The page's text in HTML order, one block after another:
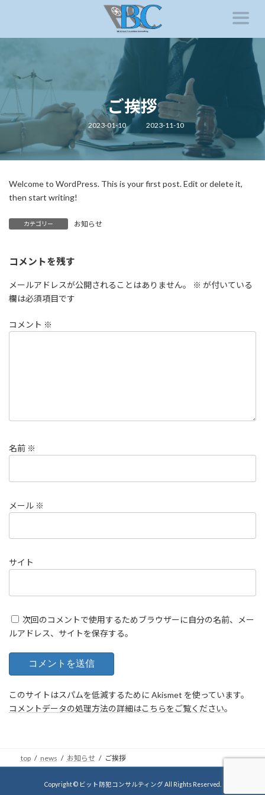
ン
キ
プ
ー
に
動
ご挨拶
2023-01-10
最
終
更
新
時
2023-11-10
Welcome to WordPress. This is your first post. Edit or delete it,
then start writing!
カテゴリー お知らせ
コメントを残す
メールアドレスが公開されることはありません。 ※ が付いている
欄は必須項目です
コメント ※
名前 ※
メール ※
サイト
次回のコメントで使用するためブラウザーに自分の名前、メー
ルアドレス、サイトを保存する。
このサイトはスパムを低減するために Akismet を使っています。
コメントデータの処理方法の詳細はこちらをご覧ください。
top news お知らせ ご挨拶
Copyright © ビット防犯コンサルティング All Rights Reserved.